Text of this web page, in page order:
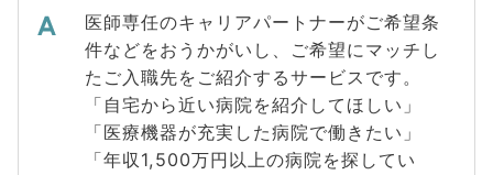
医師専任のキャリアパートナーがご希望条
件などをおうかがいし、ご希望にマッチし
たご入職先をご紹介するサービスです。
「自宅から近い病院を紹介してほしい」
「医療機器が充実した病院で働きたい」
「年収1,500万円以上の病院を探してい